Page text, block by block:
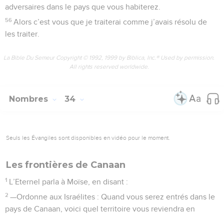
adversaires dans le pays que vous habiterez.
56 Alors c’est vous que je traiterai comme j’avais résolu de
les traiter.
La Bible Du Semeur Copyright © 1992, 1999 by Biblica, Inc.® Used by permission.
All rights reserved worldwide.
Nombres 34
Seuls les Évangiles sont disponibles en vidéo pour le moment.
Les frontières de Canaan
1 L’Eternel parla à Moïse, en disant :
2 —Ordonne aux Israélites : Quand vous serez entrés dans le
pays de Canaan, voici quel territoire vous reviendra en